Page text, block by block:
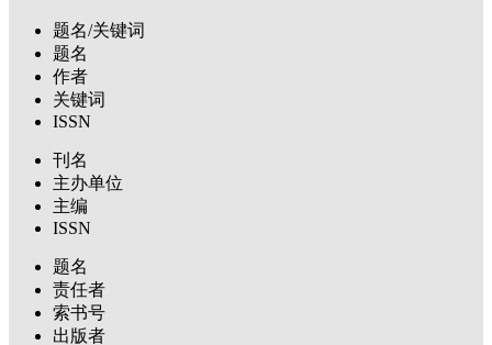
题名/关键词
题名
作者
关键词
ISSN
刊名
主办单位
主编
ISSN
题名
责任者
索书号
出版者